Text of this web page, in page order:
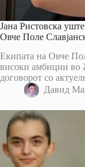
Јана Ристовска
Овче Поле
Екипата на Овче
високи амбиции во
договорот со
Давид